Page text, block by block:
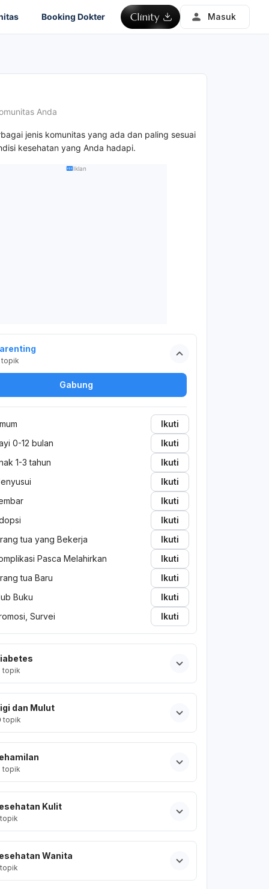
Booking Dokter Masuk
Anda
jenis komunitas yang ada dan paling sesuai
kesehatan yang Anda hadapi.
Iklan
topik
Gabung
Ikuti
0-12 bulan
Ikuti
1-3 tahun
Ikuti
Ikuti
Ikuti
Ikuti
tua yang Bekerja
Ikuti
Pasca Melahirkan
Ikuti
tua Baru
Ikuti
Buku
Ikuti
Survei
Ikuti
topik
dan Mulut
topik
topik
Kulit
topik
Wanita
topik